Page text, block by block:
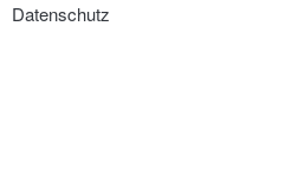
Datenschutz